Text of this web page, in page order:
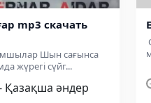
mp3 скачать
Шын сағынса
жүрегі сүйг...
Қазақша әндер